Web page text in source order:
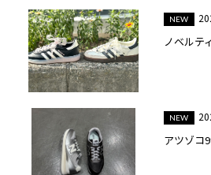
ノベルテ
アツゾコ